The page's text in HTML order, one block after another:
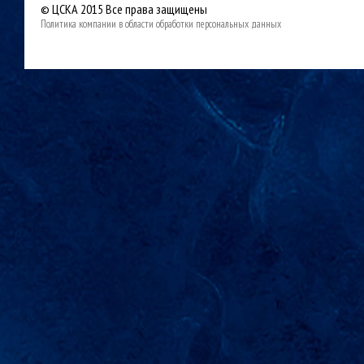
© ЦСКА 2015 Все права защищены
Политика компании в области обработки персональных данных